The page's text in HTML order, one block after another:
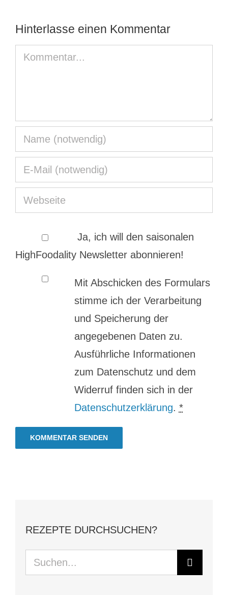
Hinterlasse einen Kommentar
Kommentar
Ja, ich will den saisonalen
HighFoodality Newsletter abonnieren!
Mit Abschicken des Formulars
stimme ich der Verarbeitung
und Speicherung der
angegebenen Daten zu.
Ausführliche Informationen
zum Datenschutz und dem
Widerruf finden sich in der
Datenschutzerklärung. *
REZEPTE DURCHSUCHEN?
Suche
nach: